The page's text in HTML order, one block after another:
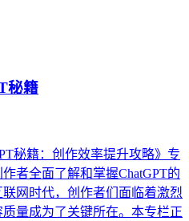
秘籍
秘籍：创作效率提升攻略》专
者全面了解和掌握ChatGPT的
网时代，创作者们面临着激烈
量成为了关键所在。本专栏正